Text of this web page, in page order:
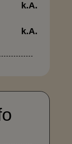
k.A.
k.A.